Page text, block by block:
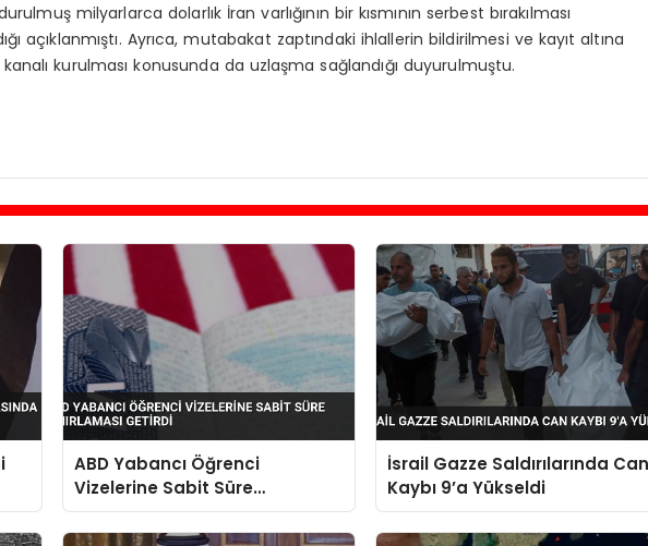
milyarlarca dolarlık İran varlığının bir kısmının serbest bırakılması
açıklanmıştı. Ayrıca, mutabakat zaptındaki ihlallerin bildirilmesi ve kayıt altına
kurulması konusunda da uzlaşma sağlandığı duyurulmuştu.
ABD Yabancı Öğrenci
Vizelerine Sabit Süre
Sınırlaması Getirdi
İsrail Gazze Saldırılarında
Kaybı 9’a Yükseldi